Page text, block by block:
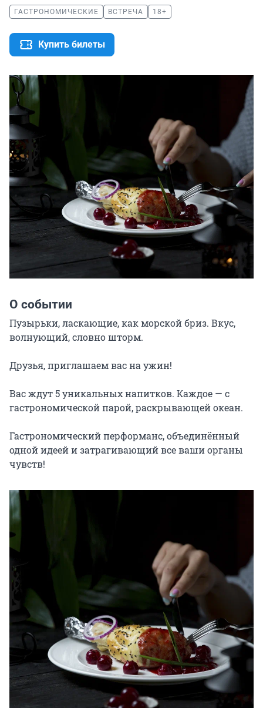
ГАСТРОНОМИЧЕСКИЕ ВСТРЕЧА 18+
Купить билеты
О событии
Пузырьки, ласкающие, как морской бриз. Вкус,
волнующий, словно шторм.
Друзья, приглашаем вас на ужин!
Вас ждут 5 уникальных напитков. Каждое — с
гастрономической парой, раскрывающей океан.
Гастрономический перформанс, объединённый
одной идеей и затрагивающий все ваши органы
чувств!